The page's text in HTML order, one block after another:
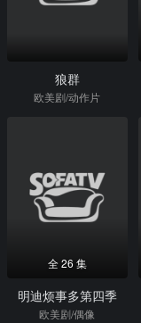
狼群
欧美剧/动作片
全 26 集
明迪烦事多第四季
欧美剧/偶像